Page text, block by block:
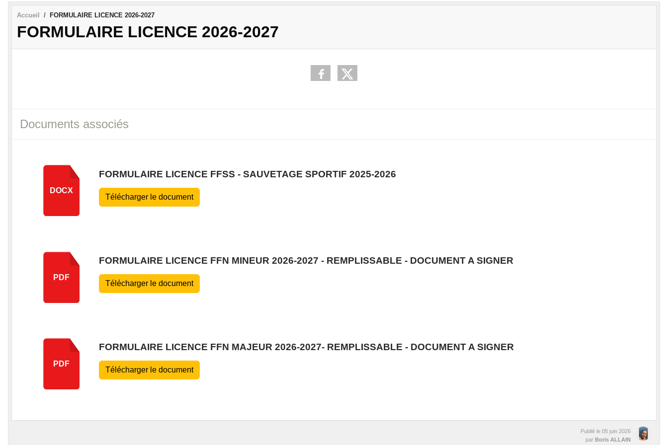
Accueil FORMULAIRE LICENCE 2026-2027
FORMULAIRE LICENCE 2026-2027
Documents associés
DOCX
FORMULAIRE LICENCE FFSS - SAUVETAGE SPORTIF 2025-2026
Télécharger le document
PDF
FORMULAIRE LICENCE FFN MINEUR 2026-2027 - REMPLISSABLE - DOCUMENT A SIGNER
Télécharger le document
PDF
FORMULAIRE LICENCE FFN MAJEUR 2026-2027- REMPLISSABLE - DOCUMENT A SIGNER
Télécharger le document
Publié le 05 juin 2026
par Boris ALLAIN